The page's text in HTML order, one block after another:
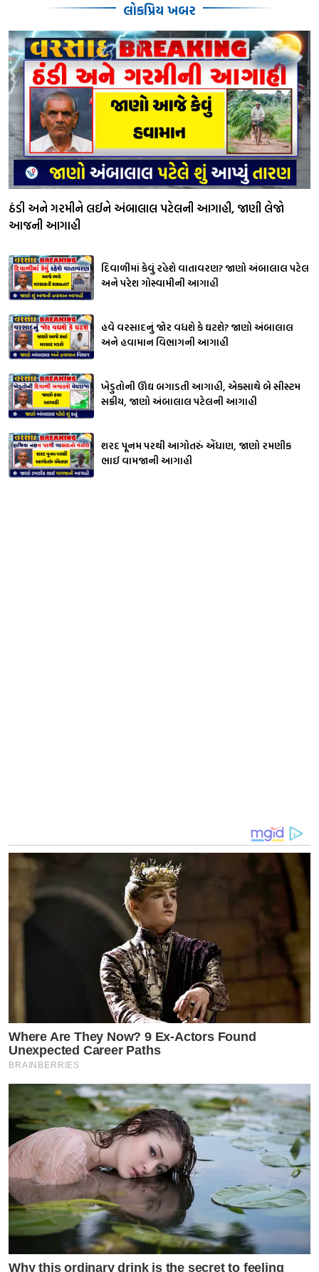
લોકપ્રિય ખબર
ઠંડી અને ગરમીને લઈને અંબાલાલ પટેલની આગાહી, જાણી લેજો
આજની આગાહી
દિવાળીમાં કેવું રહેશે વાતાવરણ? જાણો અંબાલાલ પટેલ
અને પરેશ ગોસ્વામીની આગાહી
હવે વરસાદનું જોર વધશે કે ઘટશે? જાણો અંબાલાલ
અને હવામાન વિભાગની આગાહી
ખેડુતોની ઊંઘ બગાડતી આગાહી, એકસાથે બે સીસ્ટમ
સક્રીય, જાણો અંબાલાલ પટેલની આગાહી
શરદ પૂનમ પરથી આગોતરું એંધાણ, જાણો રમણીક
ભાઈ વામજાની આગાહી